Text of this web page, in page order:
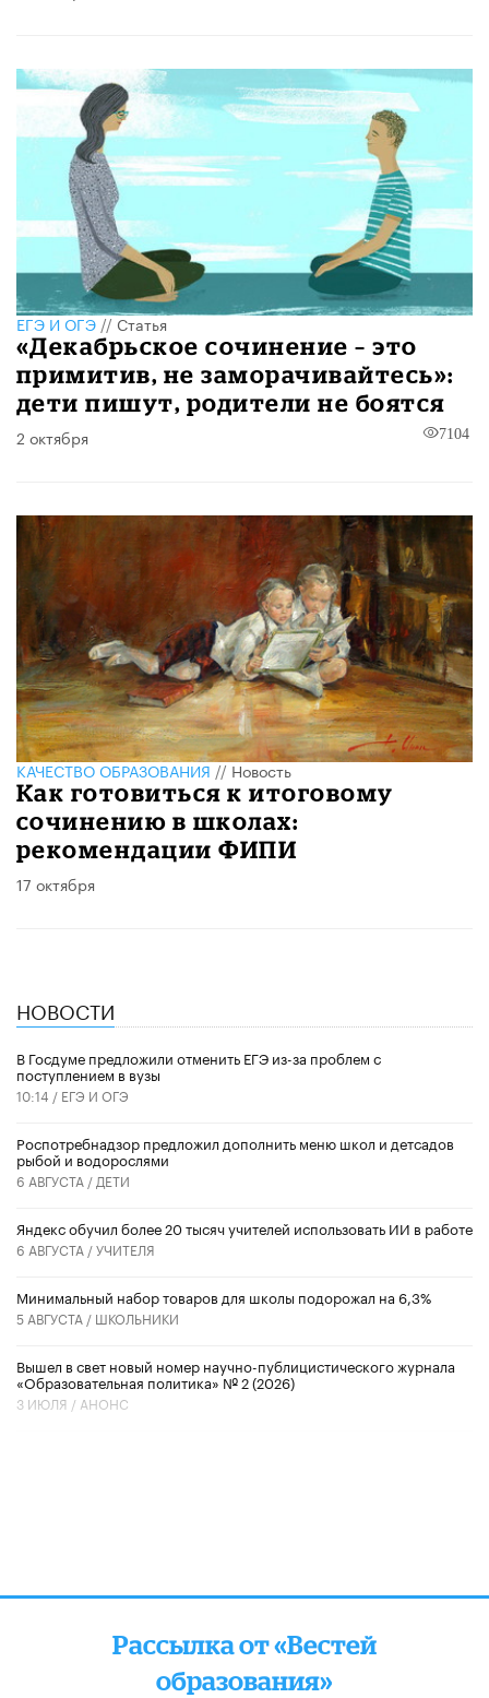
ЕГЭ И ОГЭ//Статья
«Декабрьское сочинение – это
примитив, не заморачивайтесь»:
дети пишут, родители не боятся
2 октября 7104
КАЧЕСТВО ОБРАЗОВАНИЯ//Новость
Как готовиться к итоговому
сочинению в школах:
рекомендации ФИПИ
17 октября
НОВОСТИ
В Госдуме предложили отменить ЕГЭ из-за проблем с
поступлением в вузы
10:14 / ЕГЭ И ОГЭ
Роспотребнадзор предложил дополнить меню школ и детсадов
рыбой и водорослями
6 АВГУСТА / ДЕТИ
​Яндекс обучил более 20 тысяч учителей использовать ИИ в работе
6 АВГУСТА /УЧИТЕЛЯ
Минимальный набор товаров для школы подорожал на 6,3%
5 АВГУСТА / ШКОЛЬНИКИ
Вышел в свет новый номер научно-публицистического журнала
«Образовательная политика» № 2 (2026)
3 ИЮЛЯ / АНОНС
Рассылка от «Вестей
образования»